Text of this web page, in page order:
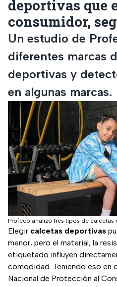
deportivas que
consumidor,
Un estudio de
diferentes marcas
deportivas y
en algunas marcas.
Profeco analizó tres tipos de calcetas
Elegir calcetas deportivas
menor, pero el material, la
etiquetado influyen
comodidad. Teniendo eso en
Nacional de Protección al